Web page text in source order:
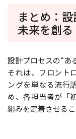
まとめ：
未来を創る
設計プロセスの“ある
それは、フロント
ングを単なる流行
め、各担当者が「
組みを定着させるこ